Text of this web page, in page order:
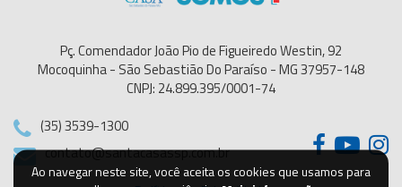
Ao navegar neste site, você aceita os cookies que usamos para
Pç. Comendador João Pio de Figueiredo Westin, 92
Mocoquinha - São Sebastião Do Paraíso - MG 37957-148
CNPJ: 24.899.395/0001-74
(35) 3539-1300
contato@santacasassp.com.br